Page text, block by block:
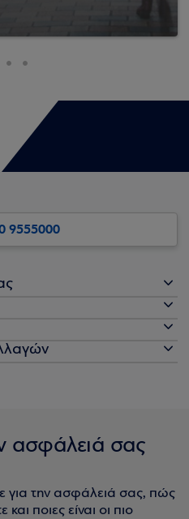
9555000
ασφάλειά σας
για την ασφάλειά σας, πώς
ποιες είναι οι πιο